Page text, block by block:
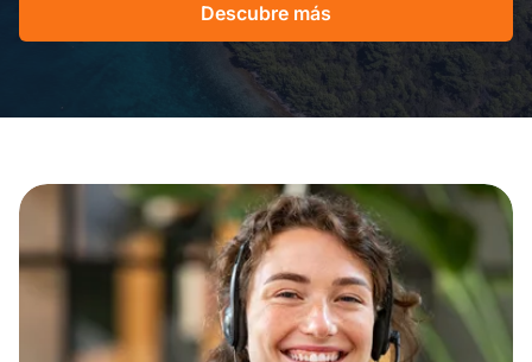
Descubre más